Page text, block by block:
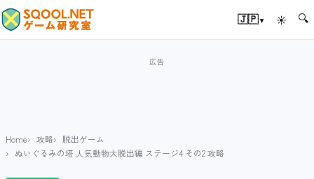
🇯🇵▾ ☀ 🔍
Home 攻略
脱出ゲーム
ぬいぐるみの塔 人気動物大脱出編 ステージ4 その2 攻略